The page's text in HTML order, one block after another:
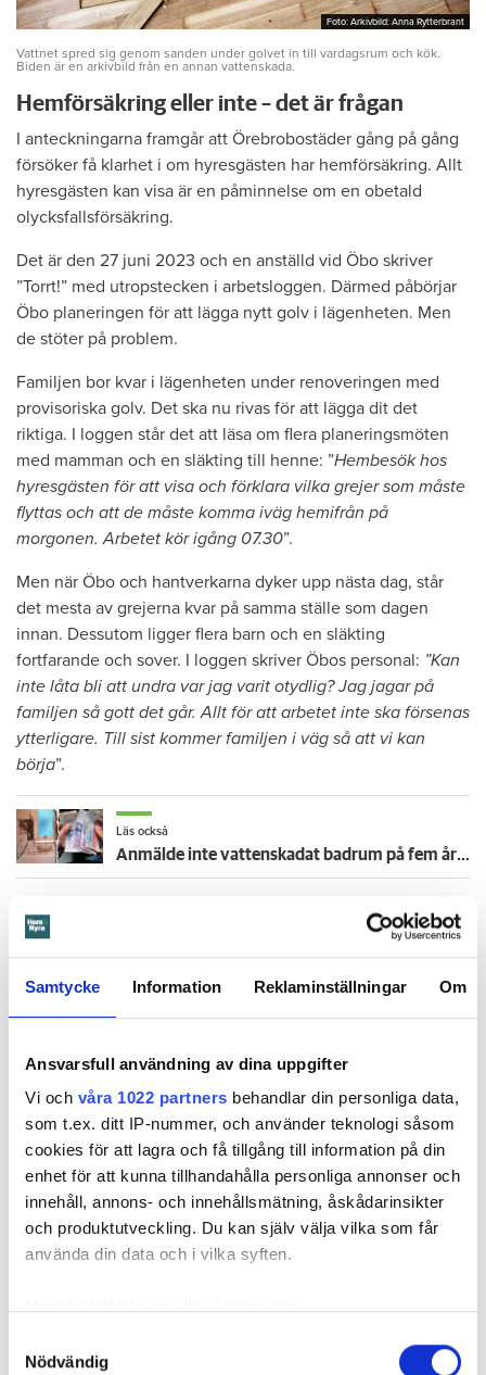
Samtycke Information Reklaminställningar Om
Ansvarsfull användning av dina uppgifter
Vi och våra 1022 partners behandlar din personliga data,
som t.ex. ditt IP-nummer, och använder teknologi såsom
cookies för att lagra och få tillgång till information på din
enhet för att kunna tillhandahålla personliga annonser och
innehåll, annons- och innehållsmätning, åskådarinsikter
och produktutveckling. Du kan själv välja vilka som får
använda din data och i vilka syften.
som kan ha en noggrannhet på upp till flera meter
Nödvändig
Foto: Arkivbild: Anna Rytterbrant
Foto: Arkivbild: Anna Rytterbrant
Vattnet spred sig genom sanden under golvet in till vardagsrum och kök.
Biden är en arkivbild från en annan vattenskada.
Hemförsäkring eller inte – det är frågan
I anteckningarna framgår att Örebrobostäder gång på gång
försöker få klarhet i om hyresgästen har hemförsäkring. Allt
hyresgästen kan visa är en påminnelse om en obetald
olycksfallsförsäkring.
Det är den 27 juni 2023 och en anställd vid Öbo skriver
”Torrt!” med utropstecken i arbetsloggen. Därmed påbörjar
Öbo planeringen för att lägga nytt golv i lägenheten. Men
de stöter på problem.
Familjen bor kvar i lägenheten under renoveringen med
provisoriska golv. Det ska nu rivas för att lägga dit det
riktiga. I loggen står det att läsa om flera planeringsmöten
med mamman och en släkting till henne: ”Hembesök hos
hyresgästen för att visa och förklara vilka grejer som måste
flyttas och att de måste komma iväg hemifrån på
morgonen. Arbetet kör igång 07.30”.
Men när Öbo och hantverkarna dyker upp nästa dag, står
det mesta av grejerna kvar på samma ställe som dagen
innan. Dessutom ligger flera barn och en släkting
fortfarande och sover. I loggen skriver Öbos personal: ”Kan
inte låta bli att undra var jag varit otydlig? Jag jagar på
familjen så gott det går. Allt för att arbetet inte ska försenas
ytterligare. Till sist kommer familjen i väg så att vi kan
börja”.
Läs också
Anmälde inte vattenskadat badrum på fem år – krävs på 125 000 kronor
Mamman bär ansvar
Notan för att åtgärda vattenskadan landade på 274 885
I stämningsansökan skriver Öbos ombud att även om det
mamman som står på kontraktet. Därmed bär hon ansvar för
lägenheten. Och eftersom mamman inte har hindrat barnet
från att orsaka skadan eller begränsat den, är det mamman
som ska anses vara vållande och betalningsskyldig.
I våras kallar tingsrätten till förhandling. Men mamman
dyker aldrig upp. Domstolen fattar därför en tredskodom.
det här fallet Öbo, får rätt.